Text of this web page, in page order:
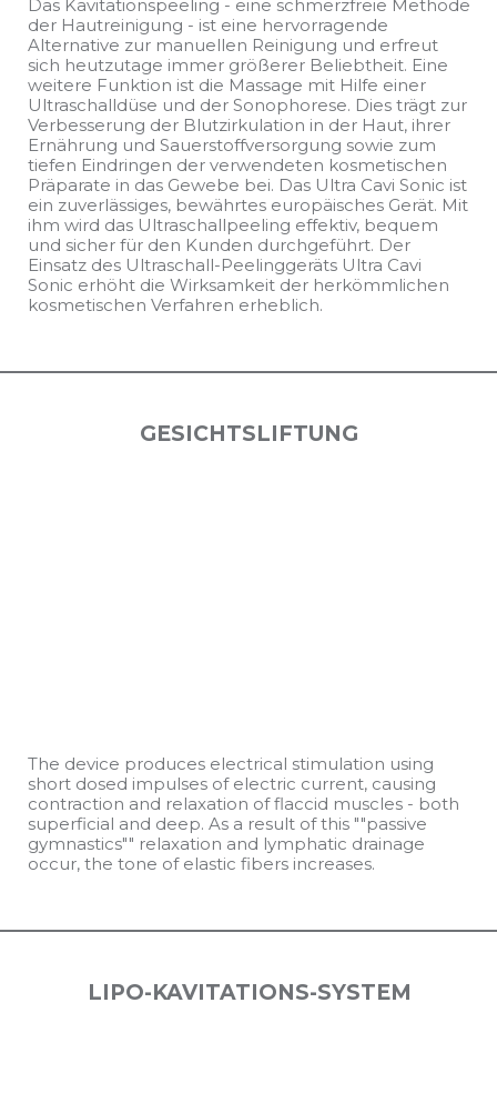
Das Kavitationspeeling - eine schmerzfreie Methode
der Hautreinigung - ist eine hervorragende
Alternative zur manuellen Reinigung und erfreut
sich heutzutage immer größerer Beliebtheit. Eine
weitere Funktion ist die Massage mit Hilfe einer
Ultraschalldüse und der Sonophorese. Dies trägt zur
Verbesserung der Blutzirkulation in der Haut, ihrer
Ernährung und Sauerstoffversorgung sowie zum
tiefen Eindringen der verwendeten kosmetischen
Präparate in das Gewebe bei. Das Ultra Cavi Sonic ist
ein zuverlässiges, bewährtes europäisches Gerät. Mit
ihm wird das Ultraschallpeeling effektiv, bequem
und sicher für den Kunden durchgeführt. Der
Einsatz des Ultraschall-Peelinggeräts Ultra Cavi
Sonic erhöht die Wirksamkeit der herkömmlichen
kosmetischen Verfahren erheblich.
GESICHTSLIFTUNG
The device produces electrical stimulation using
short dosed impulses of electric current, causing
contraction and relaxation of flaccid muscles - both
superficial and deep. As a result of this ""passive
gymnastics"" relaxation and lymphatic drainage
occur, the tone of elastic fibers increases.
LIPO-KAVITATIONS-SYSTEM